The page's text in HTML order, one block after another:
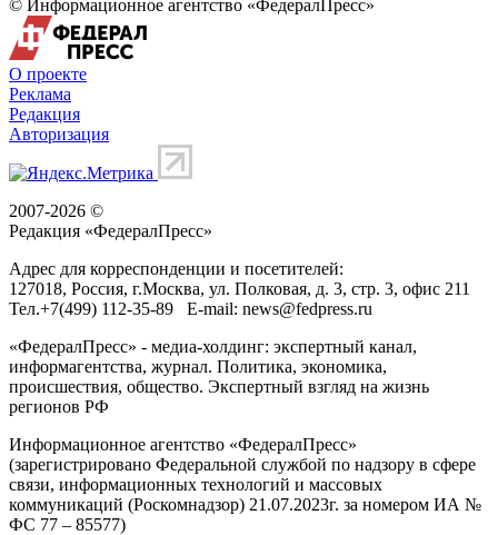
© Информационное агентство «ФедералПресс»
О проекте
Реклама
Редакция
Авторизация
2007-2026 ©
Редакция «ФедералПресс»
Адрес для корреспонденции и посетителей:
127018, Россия, г.Москва, ул. Полковая, д. 3, стр. 3, офис 211
Тел.+7(499) 112-35-89 E-mail: news@fedpress.ru
«ФедералПресс» - медиа-холдинг: экспертный канал,
информагентства, журнал. Политика, экономика,
происшествия, общество. Экспертный взгляд на жизнь
регионов РФ
Информационное агентство «ФедералПресс»
(зарегистрировано Федеральной службой по надзору в сфере
связи, информационных технологий и массовых
коммуникаций (Роскомнадзор) 21.07.2023г. за номером ИА №
ФС 77 – 85577)